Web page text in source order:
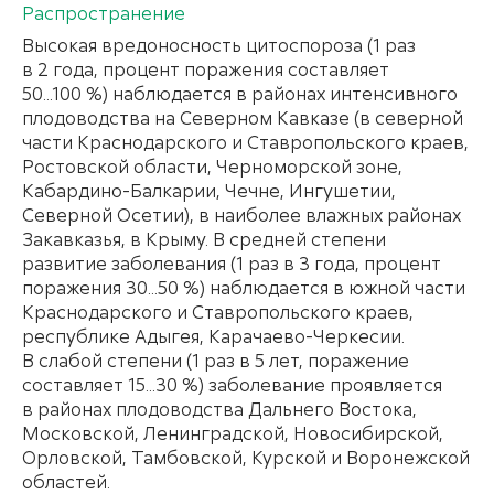
Распространение
Высокая вредоносность цитоспороза (1 раз
в 2 года, процент поражения составляет
50...100 %) наблюдается в районах интенсивного
плодоводства на Северном Кавказе (в северной
части Краснодарского и Ставропольского краев,
Ростовской области, Черноморской зоне,
Кабардино-Балкарии, Чечне, Ингушетии,
Северной Осетии), в наиболее влажных районах
Закавказья, в Крыму. В средней степени
развитие заболевания (1 раз в 3 года, процент
поражения 30...50 %) наблюдается в южной части
Краснодарского и Ставропольского краев,
республике Адыгея, Карачаево-Черкесии.
В слабой степени (1 раз в 5 лет, поражение
составляет 15...30 %) заболевание проявляется
в районах плодоводства Дальнего Востока,
Московской, Ленинградской, Новосибирской,
Орловской, Тамбовской, Курской и Воронежской
областей.